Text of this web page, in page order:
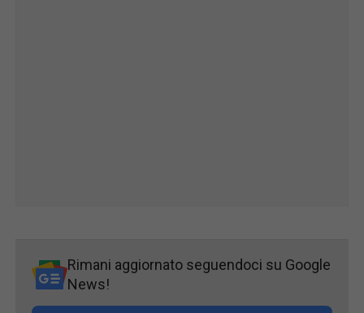
Rimani aggiornato seguendoci su Google
News!